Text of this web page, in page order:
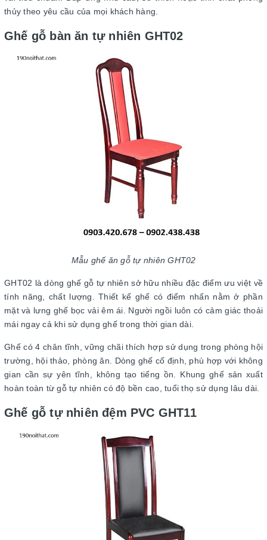
thủy theo yêu cầu của mọi khách hàng.
Ghế gỗ bàn ăn tự nhiên GHT02
Mẫu ghế ăn gỗ tự nhiên GHT02
GHT02 là dòng ghế gỗ tự nhiên sở hữu nhiều đặc điểm ưu việt về
tính năng, chất lượng. Thiết kế ghế có điểm nhấn nằm ở phần
mặt và lưng ghế bọc vải êm ái. Người ngồi luôn có cảm giác thoải
mái ngay cả khi sử dụng ghế trong thời gian dài.
Ghế có 4 chân tĩnh, vững chãi thích hợp sử dụng trong phòng hội
trường, hội thảo, phòng ăn. Dòng ghế cố định, phù hợp với không
gian cần sự yên tĩnh, không tạo tiếng ồn. Khung ghế sản xuất
hoàn toàn từ gỗ tự nhiên có độ bền cao, tuổi thọ sử dụng lâu dài.
Ghế gỗ tự nhiên đệm PVC GHT11